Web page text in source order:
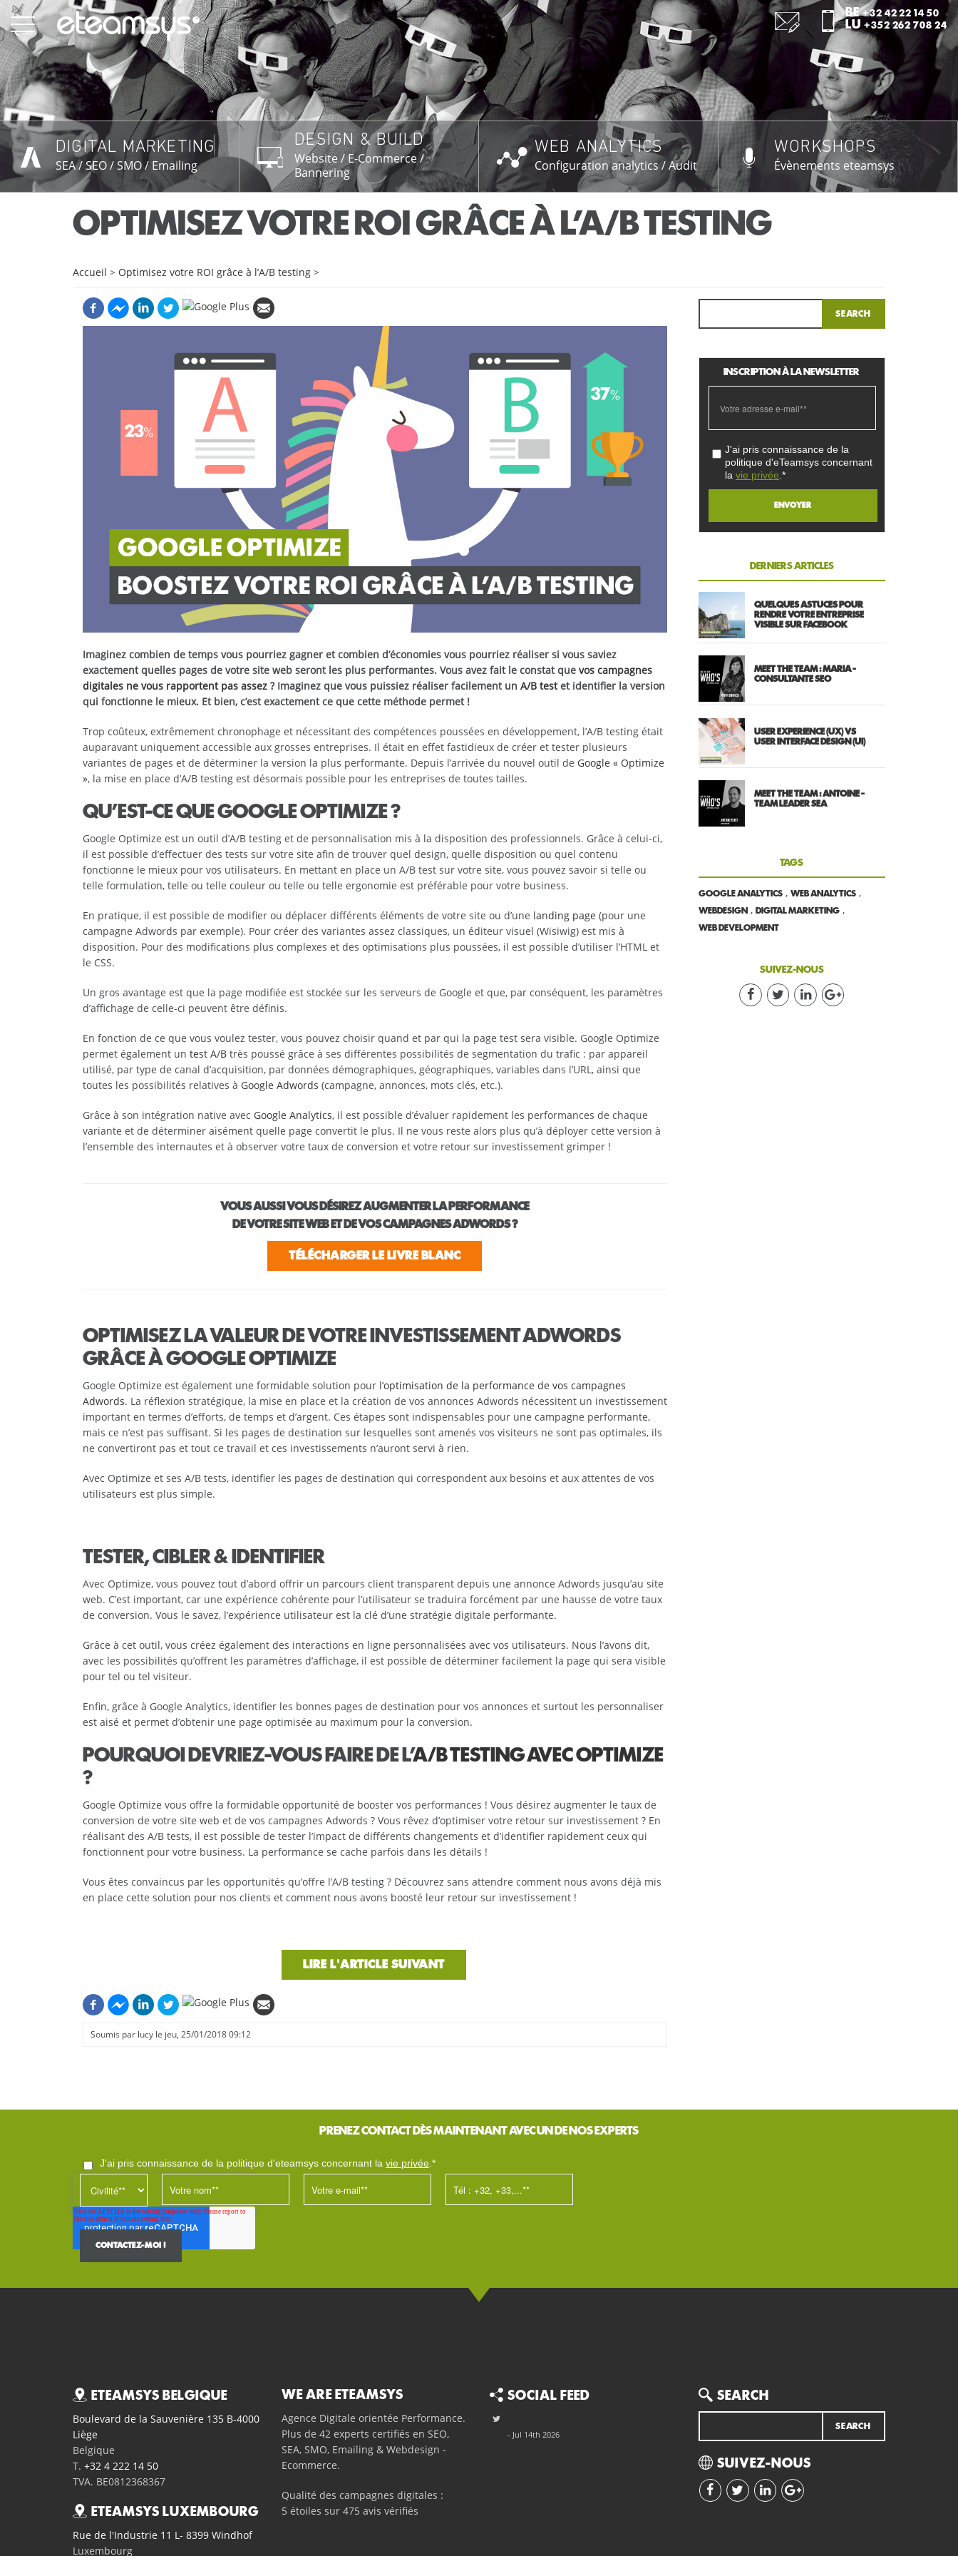
Aller
au
contenu
principal
BE:+32 42 22 14 50
LU:+352 262 708 24
DIGITAL MARKETING
SEA / SEO / SMO / Emailing
DESIGN & BUILD
Website / E-Commerce /
Bannering
EN SAVOIR PLUS →
WEB ANALYTICS
Configuration analytics / Audit
EN SAVOIR PLUS →
WORKSHOPS
Évènements eteamsys
EN SAVOIR PLUS →
OPTIMISEZ VOTRE ROI GRÂCE À L’A/B TESTING
Accueil > Optimisez votre ROI grâce à l’A/B testing >
Imaginez combien de temps vous pourriez gagner et combien d’économies vous pourriez réaliser si vous saviez
exactement quelles pages de votre site web seront les plus performantes. Vous avez fait le constat que vos campagnes
digitales ne vous rapportent pas assez ?Imaginez que vous puissiez réaliser facilement un A/B testet identifier la version
qui fonctionne le mieux. Et bien, c’est exactement ce que cette méthode permet !
Trop coûteux, extrêmement chronophage et nécessitant des compétences poussées en développement, l’A/B testing était
auparavant uniquement accessible aux grosses entreprises. Il était en effet fastidieux de créer et tester plusieurs
variantes de pages et de déterminer la version la plus performante. Depuis l’arrivée du nouvel outil de Google « Optimize
», la mise en place d’A/B testing est désormais possible pour les entreprises de toutes tailles.
QU’EST-CE QUE GOOGLE OPTIMIZE ?
Google Optimize est un outil d’A/B testing et de personnalisation mis à la disposition des professionnels. Grâce à celui-ci,
il est possible d’effectuer des tests sur votre site afin de trouver quel design, quelle disposition ou quel contenu
fonctionne le mieux pour vos utilisateurs. En mettant en place un A/B test sur votre site, vous pouvez savoir si telle ou
telle formulation, telle ou telle couleur ou telle ou telle ergonomie est préférable pour votre business.
En pratique, il est possible de modifier ou déplacer différents éléments de votre site ou d’une landing page (pour une
campagne Adwords par exemple). Pour créer des variantes assez classiques, un éditeur visuel (Wisiwig) est mis à
disposition. Pour des modifications plus complexes et des optimisations plus poussées, il est possible d’utiliser l’HTML et
le CSS.
Un gros avantage est que la page modifiée est stockée sur les serveurs de Google et que, par conséquent, les paramètres
d’affichage de celle-ci peuvent être définis.
En fonction de ce que vous voulez tester, vous pouvez choisir quand et par qui la page test sera visible. Google Optimize
permet également un test A/Btrès poussé grâce à ses différentes possibilités de segmentation du trafic : par appareil
utilisé, par type de canal d’acquisition, par données démographiques, géographiques, variables dans l’URL, ainsi que
toutes les possibilités relatives à Google Adwords (campagne, annonces, mots clés, etc.).
Grâce à son intégration native avec Google Analytics, il est possible d’évaluer rapidement les performances de chaque
variante et de déterminer aisément quelle page convertit le plus. Il ne vous reste alors plus qu’à déployer cette version à
l’ensemble des internautes et à observer votre taux de conversion et votre retour sur investissement grimper !
VOUS AUSSI VOUS DÉSIREZ AUGMENTER LA PERFORMANCE
DE VOTRE SITE WEB ET DE VOS CAMPAGNES ADWORDS ?
TÉLÉCHARGER LE LIVRE BLANC
OPTIMISEZ LA VALEUR DE VOTRE INVESTISSEMENT ADWORDS
GRÂCE À GOOGLE OPTIMIZE
Google Optimize est également une formidable solution pour l’optimisation de la performance de vos campagnes
Adwords. La réflexion stratégique, la mise en place et la création de vos annonces Adwords nécessitent un investissement
important en termes d’efforts, de temps et d’argent. Ces étapes sont indispensables pour une campagne performante,
mais ce n’est pas suffisant. Si les pages de destination sur lesquelles sont amenés vos visiteurs ne sont pas optimales, ils
ne convertiront pas et tout ce travail et ces investissements n’auront servi à rien.
Avec Optimize et ses A/B tests, identifier les pages de destination qui correspondent aux besoins et aux attentes de vos
utilisateurs est plus simple.
TESTER, CIBLER & IDENTIFIER
Avec Optimize, vous pouvez tout d’abord offrir un parcours client transparent depuis une annonce Adwords jusqu’au site
web. C’est important, car une expérience cohérente pour l’utilisateur se traduira forcément par une hausse de votre taux
de conversion. Vous le savez, l’expérience utilisateur est la clé d’une stratégie digitale performante.
Grâce à cet outil, vous créez également des interactions en ligne personnalisées avec vos utilisateurs. Nous l’avons dit,
avec les possibilités qu’offrent les paramètres d’affichage, il est possible de déterminer facilement la page qui sera visible
pour tel ou tel visiteur.
Enfin, grâce à Google Analytics, identifier les bonnes pages de destination pour vos annonces et surtout les personnaliser
est aisé et permet d’obtenir une page optimisée au maximum pour la conversion.
POURQUOI DEVRIEZ-VOUS FAIRE DE L’A/B TESTING AVEC OPTIMIZE
?
Google Optimize vous offre la formidable opportunité de booster vos performances ! Vous désirez augmenter le taux de
conversion de votre site web et de vos campagnes Adwords ? Vous rêvez d’optimiser votre retour sur investissement ? En
réalisant des A/B tests, il est possible de tester l’impact de différents changements et d’identifier rapidement ceux qui
fonctionnent pour votre business. La performance se cache parfois dans les détails !
Vous êtes convaincus par les opportunités qu’offre l’A/B testing ? Découvrez sans attendre comment nous avons déjà mis
en place cette solution pour nos clients et comment nous avons boosté leur retour sur investissement !
LIRE L'ARTICLE SUIVANT
Soumis par lucyle jeu, 25/01/2018 09:12
Search
INSCRIPTION À LA NEWSLETTER
J'ai pris connaissance de la
politique d'eTeamsys concernant
la vie privée.*
DERNIERS ARTICLES
QUELQUES ASTUCES POUR
RENDRE VOTRE ENTREPRISE
VISIBLE SUR FACEBOOK
MEET THE TEAM : MARIA -
CONSULTANTE SEO
USER EXPERIENCE (UX) VS
USER INTERFACE DESIGN (UI)
MEET THE TEAM : ANTOINE -
TEAM LEADER SEA
TAGS
GOOGLE ANALYTICS, WEB ANALYTICS,
WEBDESIGN, DIGITAL MARKETING,
WEB DEVELOPMENT
SUIVEZ-NOUS
PRENEZ CONTACT DÈS MAINTENANT AVEC UN DE NOS EXPERTS
j'ai pris connaissance de la politique d'eteamsys concernant la vie privée .*
ETEAMSYS BELGIQUE
Boulevard de la Sauvenière 135 B-4000
Liège
Belgique
T. +32 4 222 14 50
TVA. BE0812368367
ETEAMSYS LUXEMBOURG
Rue de l'Industrie 11 L- 8399 Windhof
Luxembourg
WE ARE ETEAMSYS
Agence Digitale orientée Performance.
Plus de 42 experts certifiés en SEO,
SEA, SMO, Emailing & Webdesign -
Ecommerce.
Qualité des campagnes digitales :
5 étoiles sur 475 avis vérifiés
SOCIAL FEED
- Jul 14th 2026
SEARCH
SUIVEZ-NOUS